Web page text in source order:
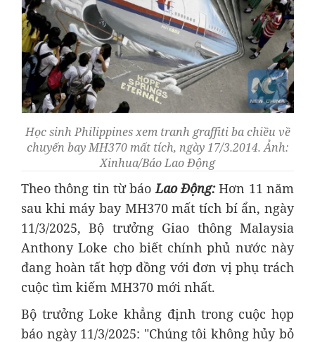
Học sinh Philippines xem tranh graffiti ba chiều về
chuyến bay MH370 mất tích, ngày 17/3.2014. Ảnh:
Xinhua/Báo Lao Động
Theo thông tin từ báoLao Động:Hơn 11 năm
sau khi máy bay MH370 mất tích bí ẩn, ngày
11/3/2025, Bộ trưởng Giao thông Malaysia
Anthony Loke cho biết chính phủ nước này
đang hoàn tất hợp đồng với đơn vị phụ trách
cuộc tìm kiếm MH370 mới nhất.
Bộ trưởng Loke khẳng định trong cuộc họp
báo ngày 11/3/2025: "Chúng tôi không hủy bỏ